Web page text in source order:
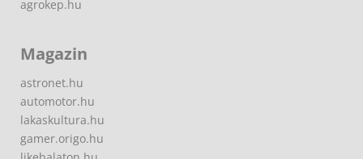
agrokep.hu
Magazin
astronet.hu
automotor.hu
lakaskultura.hu
gamer.origo.hu